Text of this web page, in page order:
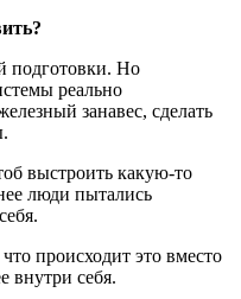
подготовки. Но
реально
занавес, сделать
выстроить какую-то
люди пытались
происходит это вместо
внутри себя.